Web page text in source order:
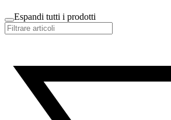
Espandi tutti i prodotti